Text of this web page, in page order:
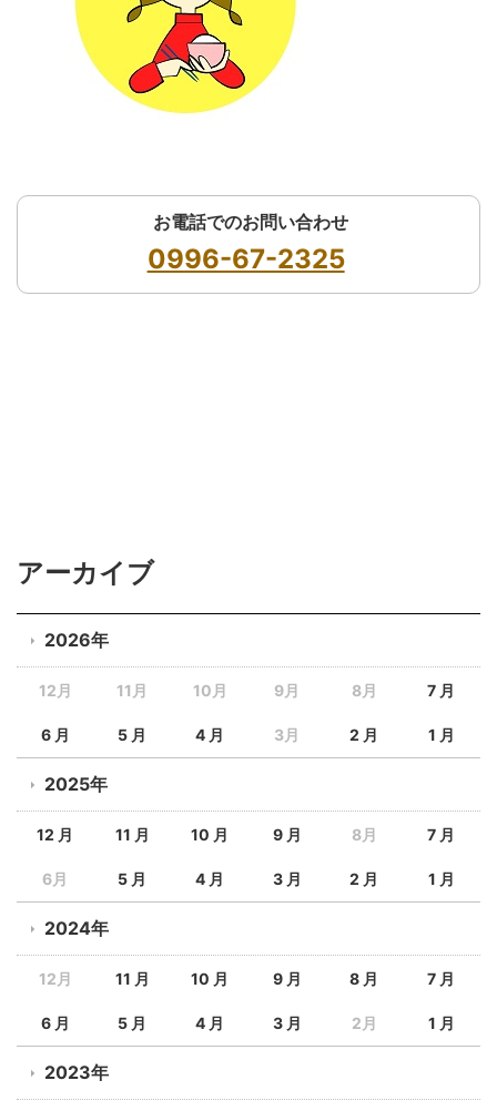
お電話でのお問い合わせ
0996-67-2325
アーカイブ
2026年
12月 11月 10月 9月 8月 7 月
6 月 5 月 4 月 3月 2 月 1 月
2025年
12 月 11 月 10 月 9 月 8月 7 月
6月 5 月 4 月 3 月 2 月 1 月
2024年
12月 11 月 10 月 9 月 8 月 7 月
6 月 5 月 4 月 3 月 2月 1 月
2023年